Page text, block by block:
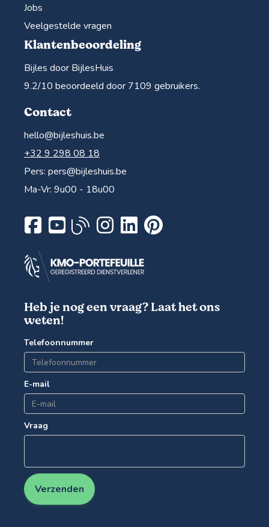
Jobs
Veelgestelde vragen
Klantenbeoordeling
Bijles door BijlesHuis
9.2/10 beoordeeld door 7109 gebruikers.
Contact
hello@bijleshuis.be
+32 9 298 08 18
Pers: pers@bijleshuis.be
Ma-Vr: 9u00 - 18u00
Heb je nog een vraag? Laat het ons
weten!
Telefoonnummer
E-mail
Vraag
Verzenden